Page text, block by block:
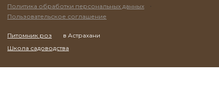
Политика обработки персональных данных ·
Пользовательское соглашение
Питомник роз
в Астрахани
Школа садоводства